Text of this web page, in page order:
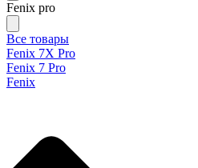
Fenix pro
Все товары
Fenix 7X Pro
Fenix 7 Pro
Fenix